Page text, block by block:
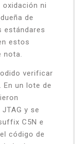
ni
de
estándares
estos
verificar
un lote de
y se
C5N e
código de